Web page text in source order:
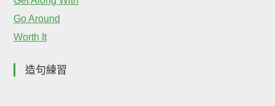
Go Around
Worth It
造句練習